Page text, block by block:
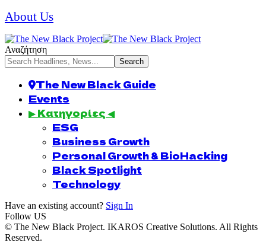
About Us
Αναζήτηση
The New Black Guide
Events
▶ Κατηγορίες ◀
ESG
Business Growth
Personal Growth & BioHacking
Black Spotlight
Technology
Have an existing account? Sign In
Follow US
© The New Black Project. IKAROS Creative Solutions. All Rights
Reserved.